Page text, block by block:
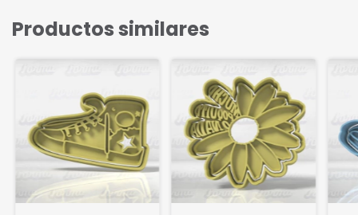
Productos similares